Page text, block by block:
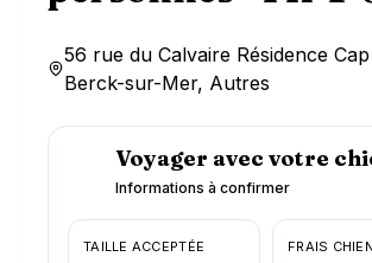
56 rue du Calvaire Résidence
Berck-sur-Mer, Autres
Voyager avec votre
Informations à confirmer
TAILLE ACCEPTÉE FRAIS CHIEN